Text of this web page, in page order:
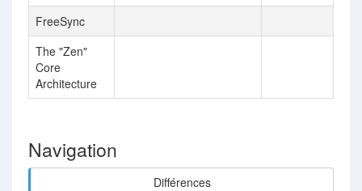
FreeSync
The "Zen"
Core
Architecture
Navigation
Différences